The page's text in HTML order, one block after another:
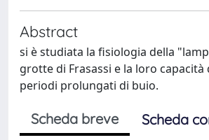
Abstract
si è studiata la fisiologia della
grotte di Frasassi e la loro capacità
periodi prolungati di buio.
Scheda breve
Scheda